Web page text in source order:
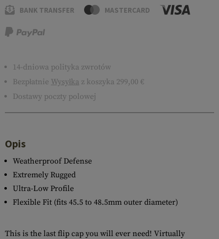
BANK TRANSFER MASTERCARD
14-dniowa polityka zwrotów
Bezpłatnie Wysyłka z koszyka 299,00 €
Dostawy poczty polowej
Opis
Weatherproof Defense
Extremely Rugged
Ultra-Low Profile
Flexible Fit (fits 45.5 to 48.5mm outer diameter)
This is the last flip cap you will ever need! Virtually